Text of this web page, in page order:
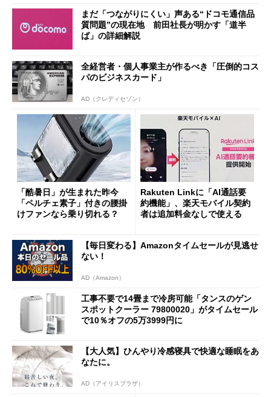
まだ「つながりにくい」声ある“ドコモ通信品
質問題”の現在地 前田社長が明かす「道半
ば」の詳細解説
全経営者・個人事業主が作るべき「圧倒的コス
パのビジネスカード」
AD（クレディセゾン）
「酷暑日」が生まれた昨今
「ペルチェ素子」付きの腰掛
けファンなら乗り切れる？
Rakuten Linkに「AI通話要
約機能」、楽天モバイル契約
者は追加料金なしで使える
【毎日変わる】Amazonタイムセールが見逃せ
ない！
AD（Amazon）
工事不要で14畳まで冷房可能「タンスのゲン
スポットクーラー 79800020」がタイムセール
で10％オフの5万3999円に
【大人気】ひんやり冷感寝具で快適な睡眠をあ
なたに。
AD（アイリスプラザ）